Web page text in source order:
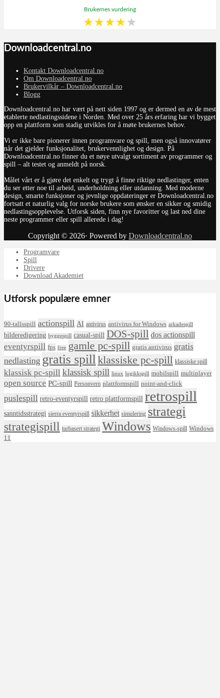
Brukernes vurdering
★★★★★
Downloadcentral.no
Kontakt Downloadcentral.no
Om Downloadcentral.no
Brukervilkår – Downloadcentral.no
Blogg
Downloadcentral.no har vært på nett siden 1997 og er dermed en av de mest
etablerte nedlastingssidene i Norden. Med over 25 års erfaring har vi bygget
opp en plattform som stadig utvikles for å møte brukernes behov.
Vi er ikke bare pionerer innen programvare og spill, men også innovatører
når det gjelder funksjonalitet, brukervennlighet og design. På
Downloadcentral.no finner du et nøye utvalgt sortiment av programmer og
spill – alt testet og anmeldt på norsk.
Målet vårt er å gjøre det enkelt og trygt å finne riktige nedlastinger, enten
du ser etter noe til arbeid, underholdning eller utdanning. Med moderne
design, smarte funksjoner og jevnlige oppdateringer er Downloadcentral.no
fortsatt et naturlig valg for norske brukere som ønsker en sikker og smidig
nedlastingsopplevelse. Utforsk siden, finn nye favoritter og last ned dine
neste programmer eller spill allerede i dag!
Copyright © 2026· Powered by Downloadcentral.no
Programvare
Spill
Drivere
Download Akademiet
Utforsk populære emner
90-tallsspill actionspill AI antivirus antivirus for Windows arkadespill
bilderedigering byggespill casual-spill DOS-spill dos actionspill
eventyrspill fps free gamle pc-spill gratis antivirus gratis
nedlasting gratis spill klassiske pc-spill klassiske spill
klassisk pc-spill klassisk spill linux logikkspill mobilspill multiplayer
open source PC-spill Personvern plattformspill point-and-click
puslespill retro-eventyrspill retro plattformspill retrospill
sanntidsstrategi sierra eventyrspill sikkerhet simulering strategi
strategispill turbasert strategi Windows Windows-spill Windows
11